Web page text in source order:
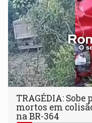
TRAGÉDIA:
mortos em
na BR-364